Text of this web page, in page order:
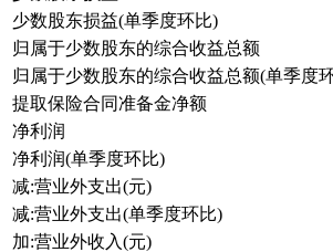
少数股东损益(单季度环比)
归属于少数股东的综合收益总额
归属于少数股东的综合收益总额(单季度
提取保险合同准备金净额
净利润
净利润(单季度环比)
减:营业外支出(元)
减:营业外支出(单季度环比)
加:营业外收入(元)